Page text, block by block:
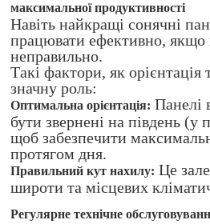
максимальної продуктивності
Навіть найкращі сонячні
працювати ефективно, якщо
неправильно.
Такі фактори, як орієнтація
значну роль:
Оптимальна орієнтація: Панелі
бути звернені на південь (у
щоб забезпечити
протягом дня.
Правильний кут нахилу: Це
широти та місцевих
Регулярне технічне